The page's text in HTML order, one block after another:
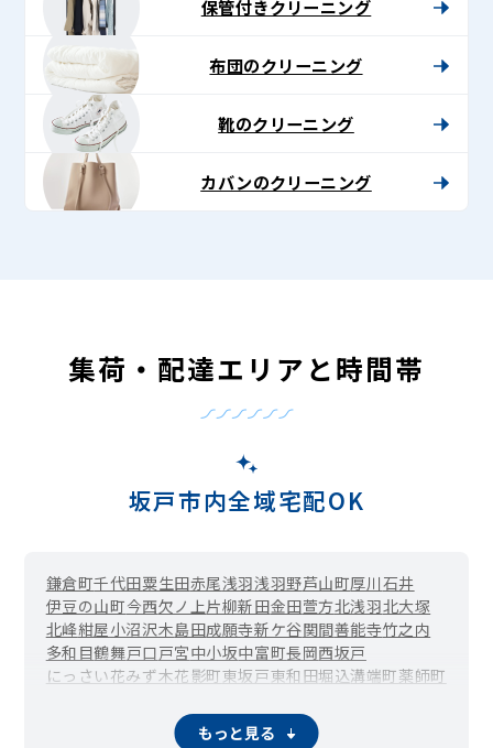
保管付きクリーニング
布団のクリーニング
靴のクリーニング
カバンのクリーニング
集荷・配達エリアと時間帯
坂戸市内全域宅配OK
鎌倉町千代田粟生田赤尾浅羽浅羽野芦山町厚川石井
伊豆の山町今西欠ノ上片柳新田金田萱方北浅羽北大塚
北峰紺屋小沼沢木島田成願寺新ケ谷関間善能寺竹之内
多和目鶴舞戸口戸宮中小坂中富町長岡西坂戸
にっさい花みず木花影町東坂戸東和田堀込溝端町薬師町
もっと見る